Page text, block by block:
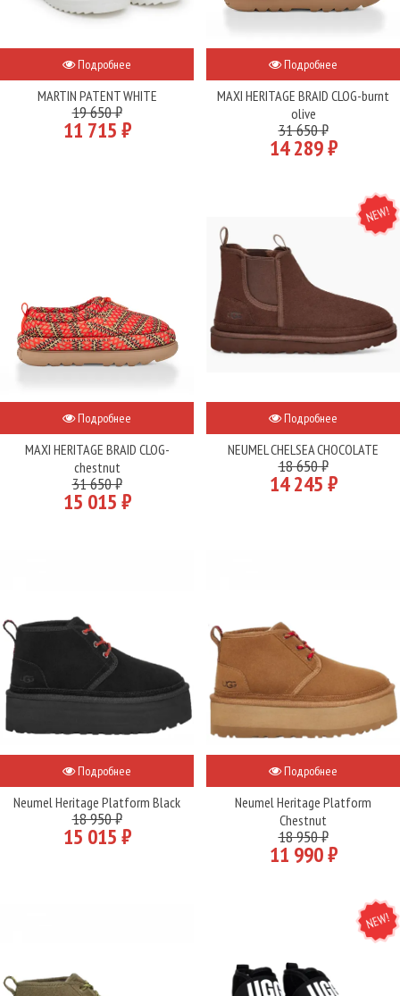
Подробнее
MARTIN PATENT WHITE
19 650 ₽
11 715 ₽
Подробнее
MAXI HERITAGE BRAID CLOG-burnt
olive
31 650 ₽
14 289 ₽
Подробнее
MAXI HERITAGE BRAID CLOG-
chestnut
31 650 ₽
15 015 ₽
NEW
Подробнее
NEUMEL CHELSEA CHOCOLATE
18 650 ₽
14 245 ₽
Подробнее
Neumel Heritage Platform Black
18 950 ₽
15 015 ₽
Подробнее
Neumel Heritage Platform
Chestnut
18 950 ₽
11 990 ₽
NEW